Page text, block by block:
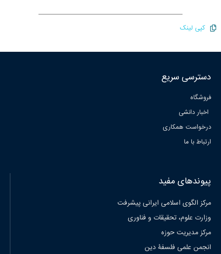
کپی لینک
دسترسی سریع
فروشگاه
اخبار دانشی
درخواست همکاری
ارتباط با ما
پیوندهای مفید
مرکز الگوی اسلامی ایرانی پیشرفت
وزارت علوم، تحقیقات و فناوری
مرکز مدیریت حوزه
انجمن علمی فلسفۀ دین